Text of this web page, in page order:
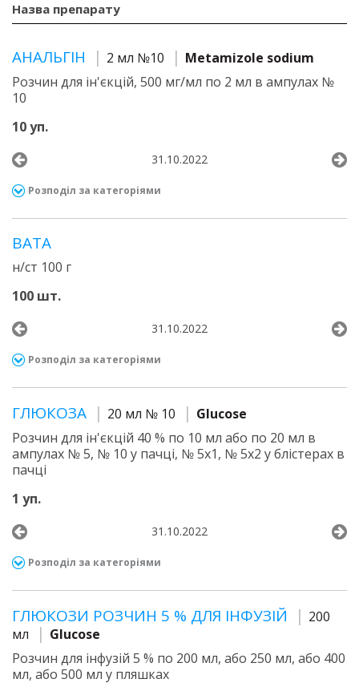
Назва препарату
АНАЛЬГІН 2 мл №10
Metamizole sodium
Розчин для ін'єкцій, 500 мг/мл по 2 мл в ампулах №
10
10 уп.
31.10.2022
Розподіл за категоріями
ВАТА
н/ст 100 г
100 шт.
31.10.2022
Розподіл за категоріями
ГЛЮКОЗА 20 мл № 10
Glucose
Розчин для ін'єкцій 40 % по 10 мл або по 20 мл в
ампулах № 5, № 10 у пачці, № 5х1, № 5х2 у блістерах в
пачці
1 уп.
31.10.2022
Розподіл за категоріями
ГЛЮКОЗИ РОЗЧИН 5 % ДЛЯ ІНФУЗІЙ
200
мл
Glucose
Розчин для інфузій 5 % по 200 мл, або 250 мл, або 400
мл, або 500 мл у пляшках